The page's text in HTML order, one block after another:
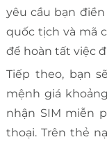
yêu cầu bạn
quốc tịch và mã
để hoàn tất việc
Tiếp theo, bạn
mệnh giá
nhận SIM miễn
thoại. Trên thẻ